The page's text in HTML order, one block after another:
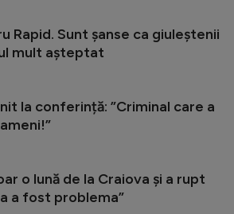
Rapid. Sunt șanse ca giuleștenii
mult așteptat
la conferință: ”Criminal care a
o lună de la Craiova și a rupt
a fost problema”